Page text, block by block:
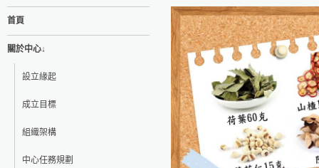
首頁
關於中心↓
設立緣起
成立目標
組織架構
中心任務規劃